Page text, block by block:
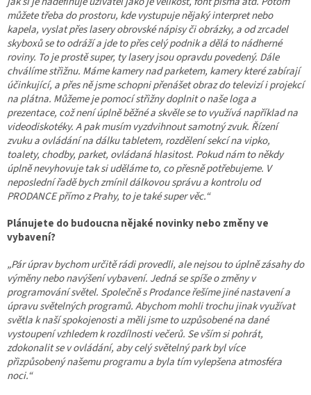
můžete třeba do prostoru, kde vystupuje nějaký interpret nebo
kapela, vyslat přes lasery obrovské nápisy či obrázky, a od zrcadel
skyboxů se to odráží a jde to přes celý podnik a dělá to nádherné
roviny. To je prostě super, ty lasery jsou opravdu povedený. Dále
chválíme střižnu. Máme kamery nad parketem, kamery které zabírají
účinkující, a přes ně jsme schopni přenášet obraz do televizí i projekcí
na plátna. Můžeme je pomocí střižny doplnit o naše loga a
prezentace, což není úplně běžné a skvěle se to využívá například na
videodiskotéky. A pak musím vyzdvihnout samotný zvuk. Řízení
zvuku a ovládání na dálku tabletem, rozdělení sekcí na vipko,
toalety, chodby, parket, ovládaná hlasitost. Pokud nám to někdy
úplně nevyhovuje tak si uděláme to, co přesně potřebujeme. V
neposlední řadě bych zmínil dálkovou správu a kontrolu od
PRODANCE přímo z Prahy, to je také super věc.“
Plánujete do budoucna nějaké novinky nebo změny ve
vybavení?
„Pár úprav bychom určitě rádi provedli, ale nejsou to úplně zásahy do
výměny nebo navýšení vybavení. Jedná se spíše o změny v
programování světel. Společně s Prodance řešíme jiné nastavení a
úpravu světelných programů. Abychom mohli trochu jinak využívat
světla k naší spokojenosti a měli jsme to uzpůsobené na dané
vystoupení vzhledem k rozdílnosti večerů. Se vším si pohrát,
zdokonalit se v ovládání, aby celý světelný park byl více
přizpůsobený našemu programu a byla tím vylepšena atmosféra
noci.“